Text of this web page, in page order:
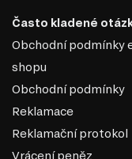
Často kladené
Obchodní podmínky
shopu
Obchodní podmínky
Reklamace
Reklamační protokol
Vrácení peněz